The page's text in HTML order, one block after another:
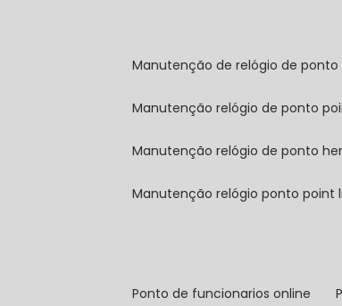
manutenção de relógio de
manutenção relógio de ponto
manutenção relógio de ponto
manutenção relógio ponto point
ponto de funcionarios online